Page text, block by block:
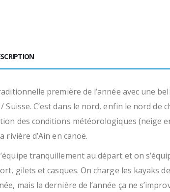
première de l’année avec une
/ Suisse. C’est dans le nord, enfin le nord
des conditions météorologiques (neige
rivière d’Ain en canoë.
tranquillement au départ et on
gilets et casques. On charge les kayaks
mais la dernière de l’année ça ne